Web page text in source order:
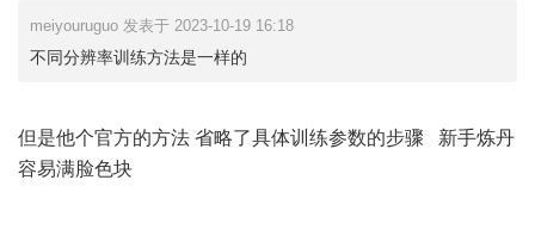
meiyouruguo 发表于 2023-10-19 16:18
不同分辨率训练方法是一样的
但是他个官方的方法 省略了具体训练参数的步骤 新手炼丹
容易满脸色块